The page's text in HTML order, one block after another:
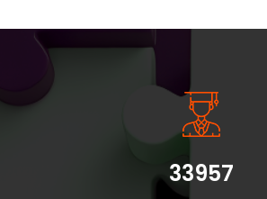
INSIDE INFORMATIE
33957